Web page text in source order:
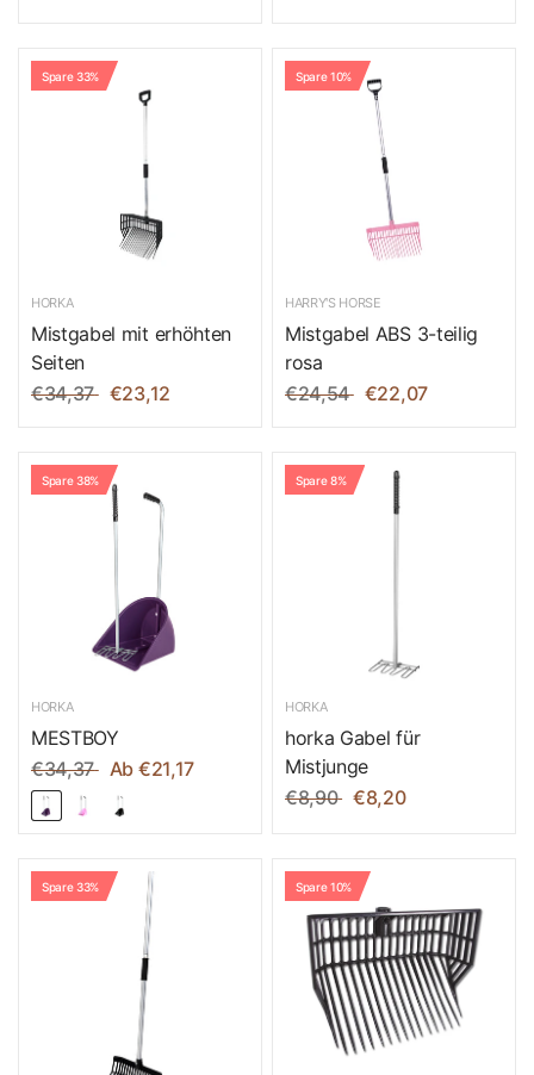
Spare 33%
HORKA
Mistgabel mit erhöhten
Seiten
€34,37
€23,12
Spare 10%
HARRY'S HORSE
Mistgabel ABS 3-teilig
rosa
€24,54
€22,07
Spare 38%
HORKA
MESTBOY
€34,37
Ab €21,17
Spare 8%
HORKA
horka Gabel für
Mistjunge
€8,90
€8,20
Spare 33% Spare 10%